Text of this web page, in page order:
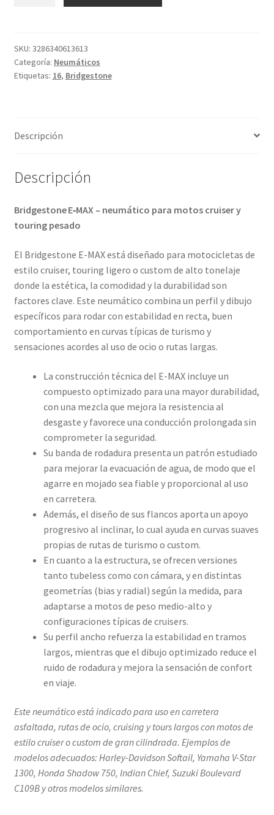
-
16
67H
SKU: 3286340613613
Categoría: Neumáticos
Etiquetas: 16, Bridgestone
Descripción
Descripción
Bridgestone E‑MAX – neumático para motos cruiser y
touring pesado
El Bridgestone E-MAX está diseñado para motocicletas de
estilo cruiser, touring ligero o custom de alto tonelaje
donde la estética, la comodidad y la durabilidad son
factores clave. Este neumático combina un perfil y dibujo
específicos para rodar con estabilidad en recta, buen
comportamiento en curvas típicas de turismo y
sensaciones acordes al uso de ocio o rutas largas.
La construcción técnica del E-MAX incluye un
compuesto optimizado para una mayor durabilidad,
con una mezcla que mejora la resistencia al
desgaste y favorece una conducción prolongada sin
comprometer la seguridad.
Su banda de rodadura presenta un patrón estudiado
para mejorar la evacuación de agua, de modo que el
agarre en mojado sea fiable y proporcional al uso
en carretera.
Además, el diseño de sus flancos aporta un apoyo
progresivo al inclinar, lo cual ayuda en curvas suaves
propias de rutas de turismo o custom.
En cuanto a la estructura, se ofrecen versiones
tanto tubeless como con cámara, y en distintas
geometrías (bias y radial) según la medida, para
adaptarse a motos de peso medio-alto y
configuraciones típicas de cruisers.
Su perfil ancho refuerza la estabilidad en tramos
largos, mientras que el dibujo optimizado reduce el
ruido de rodadura y mejora la sensación de confort
en viaje.
Este neumático está indicado para uso en carretera
asfaltada, rutas de ocio, cruising y tours largos con motos de
estilo cruiser o custom de gran cilindrada. Ejemplos de
modelos adecuados: Harley-Davidson Softail, Yamaha V-Star
1300, Honda Shadow 750, Indian Chief, Suzuki Boulevard
C109B y otros modelos similares.